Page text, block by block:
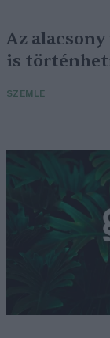
Az
is
SZEMLE